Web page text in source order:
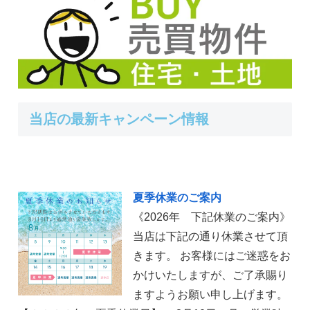
当店の最新キャンペーン情報
夏季休業のご案内
《2026年 下記休業のご案内》
当店は下記の通り休業させて頂
きます。 お客様にはご迷惑をお
かけいたしますが、ご了承賜り
ますようお願い申し上げます。